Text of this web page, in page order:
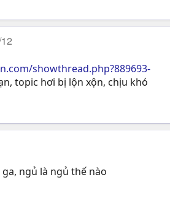
showthread.php?889693-
topic hơi bị lộn xộn, chịu khó
ngủ là ngủ thế nào